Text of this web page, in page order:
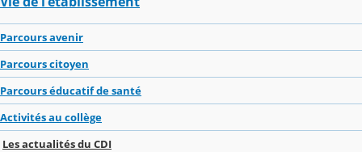
Parcours avenir
Parcours citoyen
Parcours éducatif de santé
Activités au collège
Les actualités du CDI